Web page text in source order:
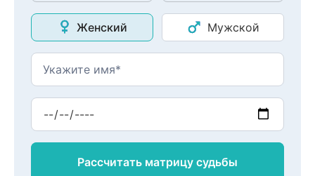
Женский Мужской
Рассчитать матрицу судьбы